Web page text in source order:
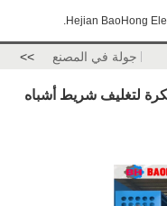
Hejian BaoHong
جولة في المصنع >>
لتغليف شريط أشباه